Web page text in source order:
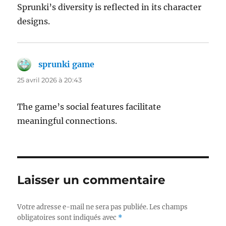
Sprunki’s diversity is reflected in its character
designs.
sprunki game
25 avril 2026 à 20:43
The game’s social features facilitate
meaningful connections.
Laisser un commentaire
Votre adresse e-mail ne sera pas publiée. Les champs
obligatoires sont indiqués avec *